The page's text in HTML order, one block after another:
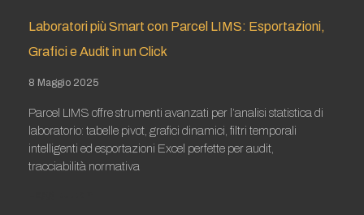
Laboratori più Smart con Parcel LIMS: Esportazioni,
Grafici e Audit in un Click
8 Maggio 2025
Parcel LIMS offre strumenti avanzati per l’analisi statistica di
laboratorio: tabelle pivot, grafici dinamici, filtri temporali
intelligenti ed esportazioni Excel perfette per audit,
tracciabilità normativa